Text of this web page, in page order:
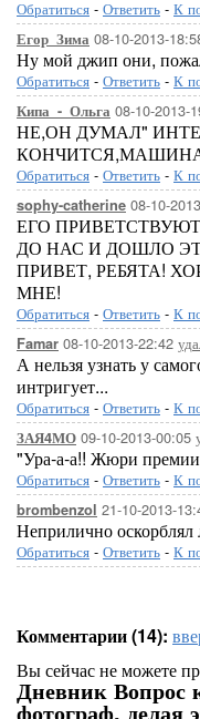
Обратиться - Ответить - К
Егор_Зима 08-10-2013-
Ну мой джип они,
Обратиться - Ответить - К
Кипа_-_Ольга 08-10-2013-
НЕ,ОН ДУМАЛ"
КОНЧИТСЯ,МАШИНА
Обратиться - Ответить - К
sophy-catherine 08-10-
ЕГО
ДО НАС И ДОШЛО
ПРИВЕТ, РЕБЯТА!
МНЕ!
Обратиться - Ответить - К
Famar 08-10-2013-22:42
А нельзя узнать у
интригует...
Обратиться - Ответить - К
ЗАЯ4МО 09-10-2013-00:05
"Ура-а-а!! Жюри премии
Обратиться - Ответить - К
brombenzol 21-10-2013-
Неприлично оскорблял
Обратиться - Ответить - К
Комментарии (14):
Вы сейчас не можете
Дневник Вопрос
фотограф, делая